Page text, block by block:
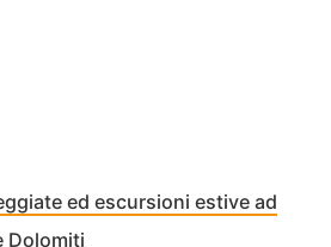
ed escursioni estive ad
Dolomiti